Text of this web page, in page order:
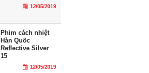
12/05/2019
Phim cách nhiệt
Hàn Quốc
Reflective Silver
15
12/05/2019